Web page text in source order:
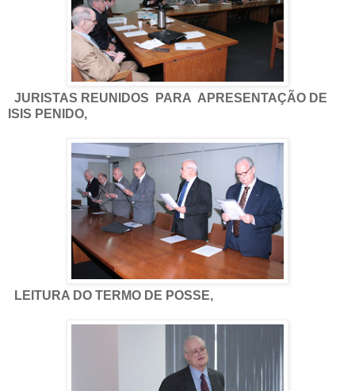
JURISTAS REUNIDOS PARA APRESENTAÇÃO DE
ISIS PENIDO,
LEITURA DO TERMO DE POSSE,